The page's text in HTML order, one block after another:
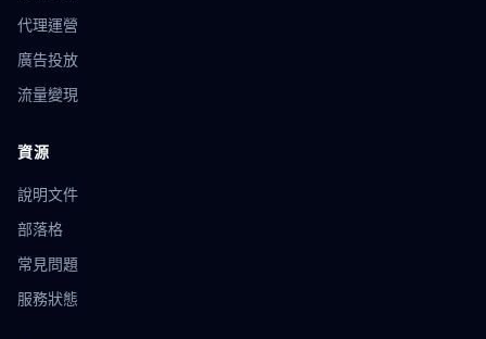
代理運營
廣告投放
流量變現
資源
說明文件
部落格
常見問題
服務狀態